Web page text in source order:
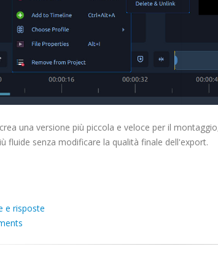
una versione più piccola e veloce per il
fluide senza modificare la qualità finale dell'export.
e risposte